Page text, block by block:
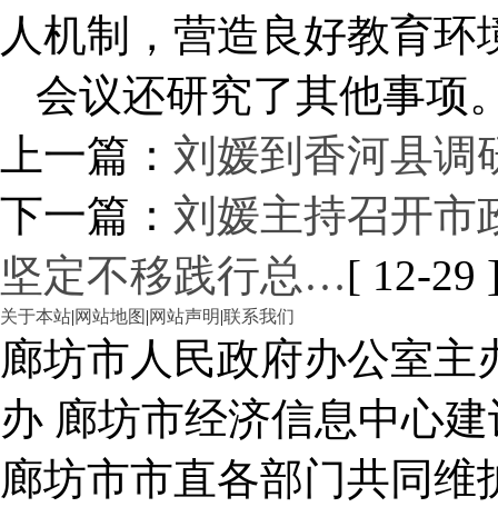
人机制，营造良好教育环
会议还研究了其他事项
上一篇： 刘媛到香河县调
下一篇： 刘媛主持召开市
坚定不移践行总…[ 12-29
关于本站|网站地图 |网站声明|联系我们
廊坊市人民政府办公室
办 廊坊市经济信息中心建
廊坊市市直各部门共同